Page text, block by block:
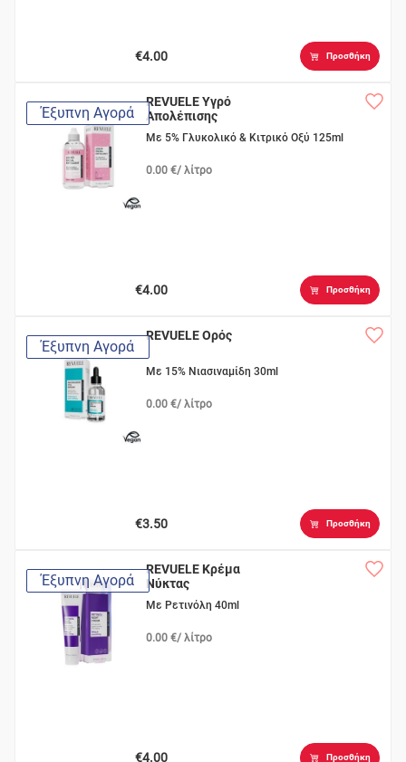
€4.00 Προσθήκη
Έξυπνη Αγορά
REVUELE Υγρό
Απολέπισης
Με 5% Γλυκολικό & Κιτρικό Οξύ 125ml
0.00 €/ λίτρο
€4.00 Προσθήκη
Έξυπνη Αγορά
REVUELE Ορός
Με 15% Νιασιναμίδη 30ml
0.00 €/ λίτρο
€3.50 Προσθήκη
Έξυπνη Αγορά
REVUELE Κρέμα
Νύκτας
Με Ρετινόλη 40ml
0.00 €/ λίτρο
€4.00 Προσθήκη